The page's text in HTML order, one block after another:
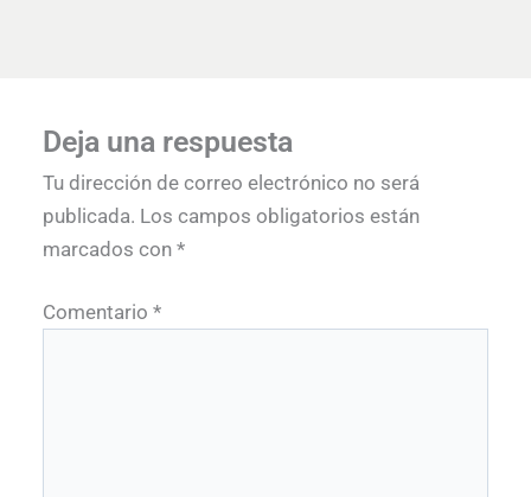
Deja una respuesta
Tu dirección de correo electrónico no será
publicada. Los campos obligatorios están
marcados con*
Comentario*